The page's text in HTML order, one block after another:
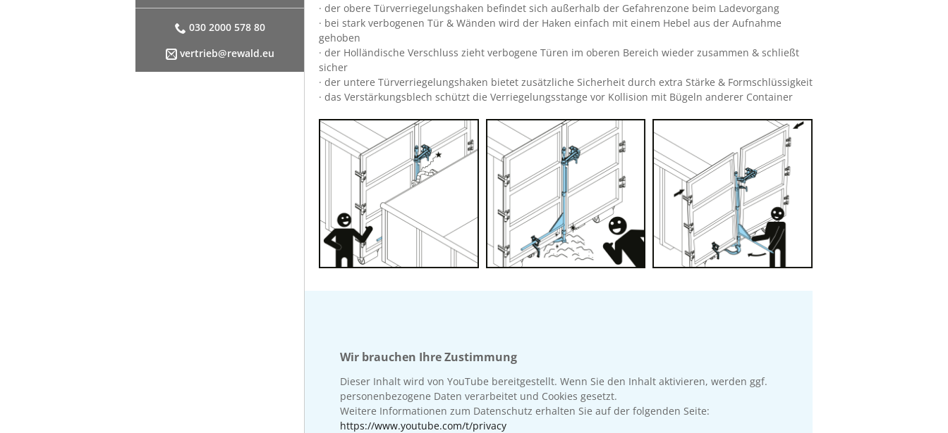
030 2000 578 80
vertrieb@rewald.eu
· der obere Türverriegelungshaken befindet sich außerhalb der Gefahrenzone beim Ladevorgang
· bei stark verbogenen Tür & Wänden wird der Haken einfach mit einem Hebel aus der Aufnahme
gehoben
· der Holländische Verschluss zieht verbogene Türen im oberen Bereich wieder zusammen & schließt
sicher
· der untere Türverriegelungshaken bietet zusätzliche Sicherheit durch extra Stärke & Formschlüssigkeit
· das Verstärkungsblech schützt die Verriegelungsstange vor Kollision mit Bügeln anderer Container
Wir brauchen Ihre Zustimmung
Dieser Inhalt wird von YouTube bereitgestellt. Wenn Sie den Inhalt aktivieren, werden ggf.
personenbezogene Daten verarbeitet und Cookies gesetzt.
Weitere Informationen zum Datenschutz erhalten Sie auf der folgenden Seite:
https://www.youtube.com/t/privacy